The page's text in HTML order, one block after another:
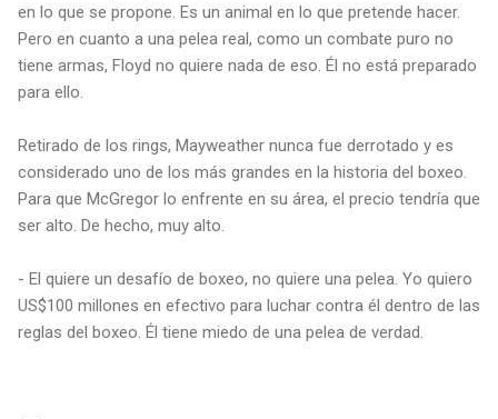
en lo que se propone. Es un animal en lo que pretende hacer.
Pero en cuanto a una pelea real, como un combate puro no
tiene armas, Floyd no quiere nada de eso. Él no está preparado
para ello.
Retirado de los rings, Mayweather nunca fue derrotado y es
considerado uno de los más grandes en la historia del boxeo.
Para que McGregor lo enfrente en su área, el precio tendría que
ser alto. De hecho, muy alto.
- El quiere un desafío de boxeo, no quiere una pelea. Yo quiero
US$100 millones en efectivo para luchar contra él dentro de las
reglas del boxeo. Él tiene miedo de una pelea de verdad.